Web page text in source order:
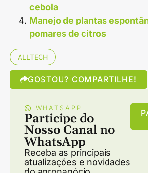
cebola
Manejo de plantas
pomares de citros
ALLTECH
GOSTOU? COMPARTILHE!
WHATSAPP
Participe do
Nosso Canal no
WhatsApp
Receba as principais
atualizações e novidades